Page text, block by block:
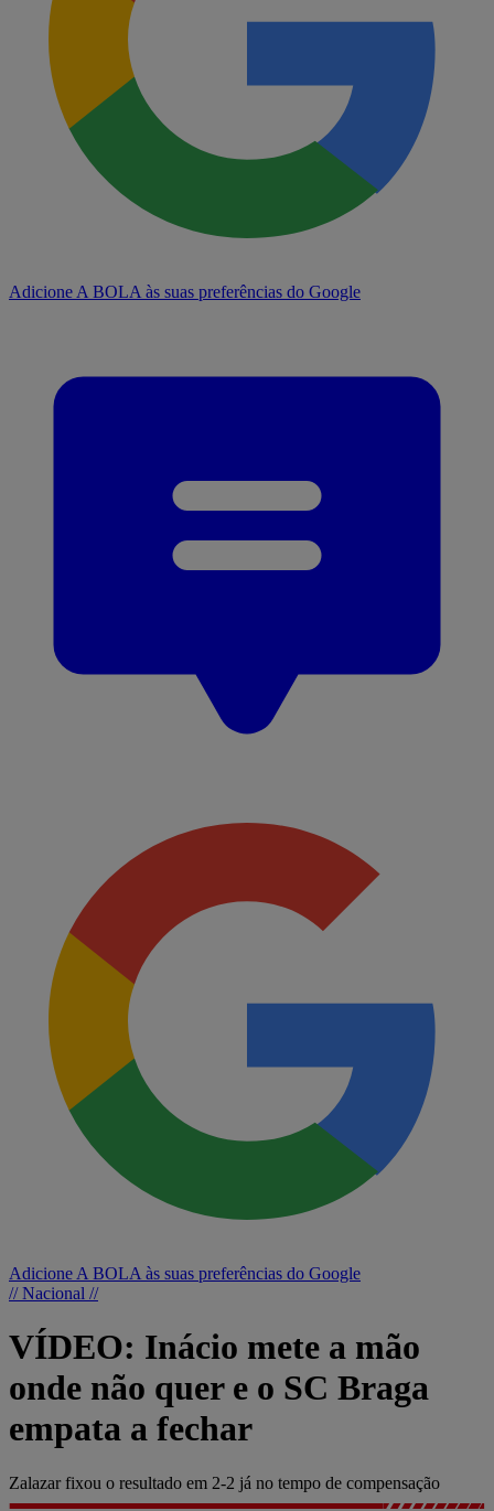
Adicione A BOLA às suas preferências do Google
Adicione A BOLA às suas preferências do Google
// Nacional //
VÍDEO: Inácio mete a mão
onde não quer e o SC Braga
empata a fechar
Zalazar fixou o resultado em 2-2 já no tempo de compensação